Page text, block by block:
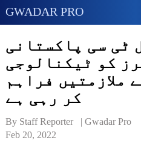
GWADAR PRO
ٹی سی پاکستانی
کو ٹیکنالوجی
ملازمتیں فراہم
کر رہی ہے
By Staff Reporter   | Gwadar Pro
Feb 20, 2022